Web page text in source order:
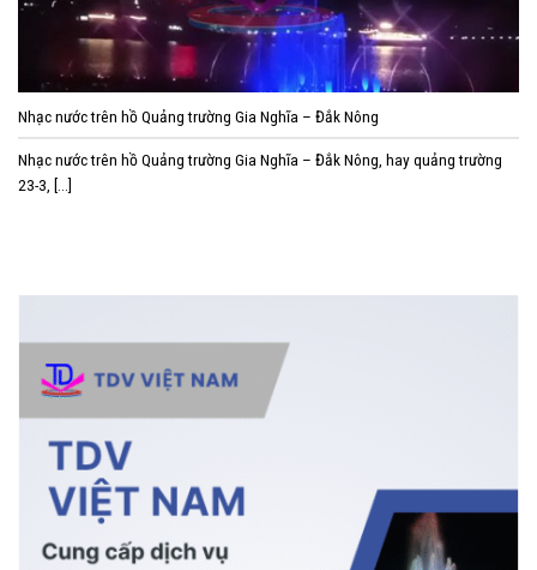
Nhạc nước trên hồ Quảng trường Gia Nghĩa – Đắk Nông
Nhạc nước trên hồ Quảng trường Gia Nghĩa – Đắk Nông, hay quảng trường
23-3, [...]